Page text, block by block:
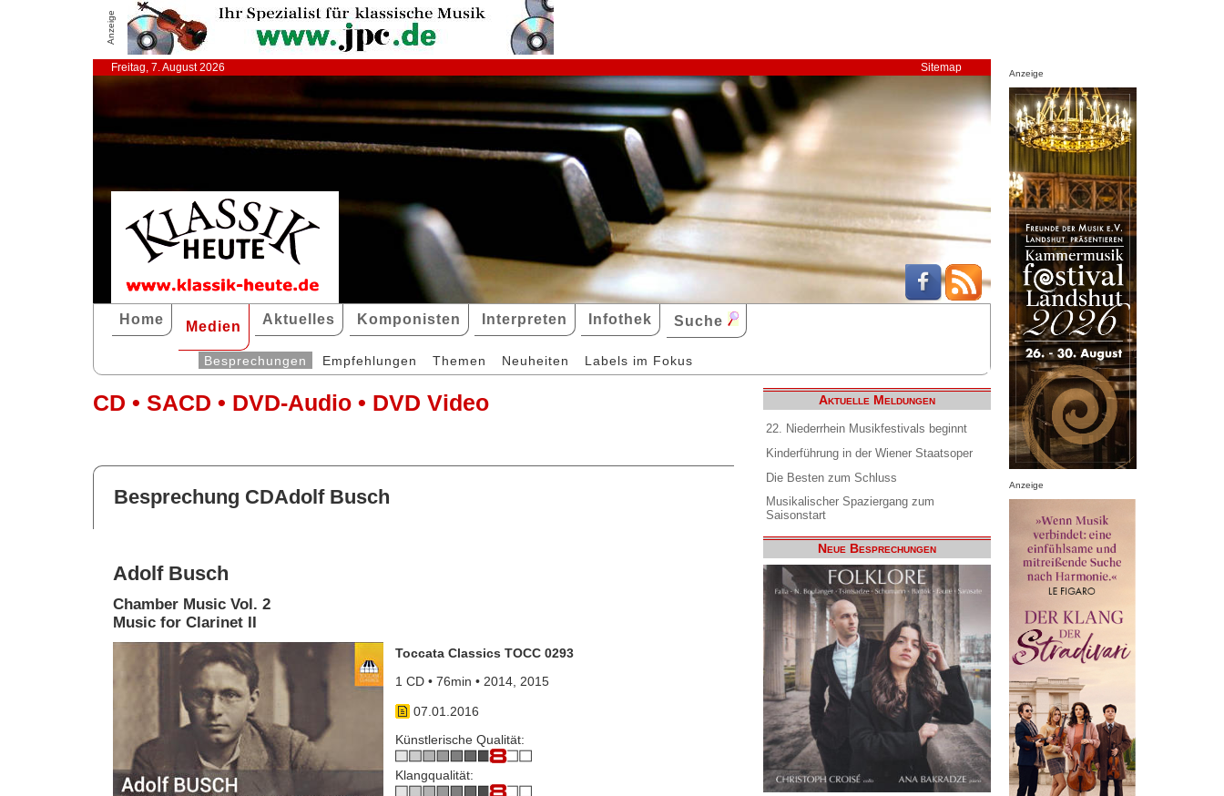
Anzeige
Freitag, 7. August 2026 Sitemap
Home Medien Aktuelles Komponisten Interpreten Infothek Suche
Besprechungen Empfehlungen Themen Neuheiten Labels im Fokus
CD • SACD • DVD-Audio • DVD Video
Besprechung CDAdolf Busch
Adolf Busch
Chamber Music Vol. 2
Music for Clarinet II
Toccata Classics TOCC 0293
1 CD • 76min • 2014, 2015
07.01.2016
Künstlerische Qualität:
Klangqualität:
Aktuelle Meldungen
22. Niederrhein Musikfestivals beginnt
Kinderführung in der Wiener Staatsoper
Die Besten zum Schluss
Musikalischer Spaziergang zum
Saisonstart
Neue Besprechungen
Anzeige
Anzeige